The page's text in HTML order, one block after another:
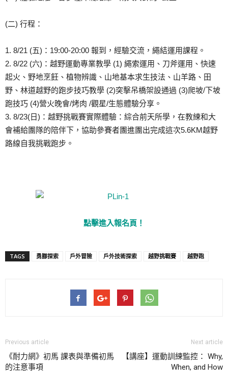
(二) 行程：
1. 8/21 (五)：19:00-20:00 報到，經驗交流，繩結運用課程。
2. 8/22 (六)：越野運動專業教學 (1) 繩索運用、刀斧運用、快速
起火、野地烹飪、植物辨識、山地基本求生技法、山羊路、田
野、林道越野的跑步技巧教學 (2)突擊吊橋架設通過 (3)爬坡/下坡
跑技巧 (4)營火晚會/烤肉 /觀星/生態體驗分享。
3. 8/23(日)：越野挑戰賽實際體驗：綜合前天所學，在教練和大
會補給團隊的陪伴下，協助參賽者團進團出完成這次5.6KM越野
路線自我挑戰跑步。
點擊進入報名頁！
TAGS 勇腳探索 戶外冒險 戶外技術探索 越野挑戰賽 越野跑
Previous article
《耐力網》初馬 課表與準備初馬
的注意事項
Next article
【講座】運動訓練監控： Why,
When, and How